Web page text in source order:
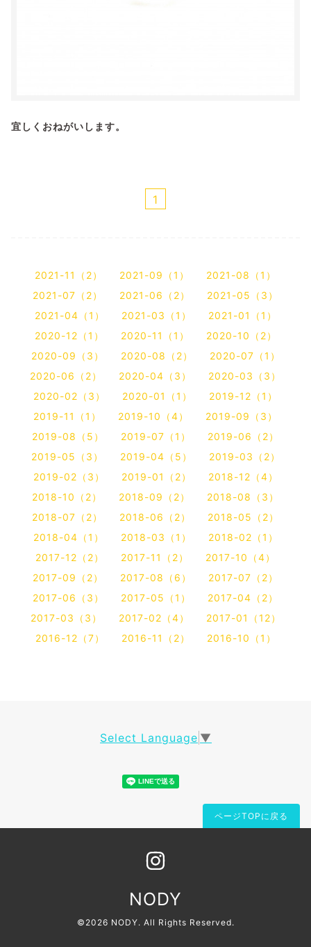
宜しくおねがいします。
1
2021-11（2） 2021-09（1）
2021-08（1）
2021-07（2）
2021-06（2）
2021-05（3）
2021-04（1）
2021-03（1）
2021-01（1）
2020-12（1）
2020-11（1）
2020-10（2）
2020-09（3）
2020-08（2）
2020-07（1）
2020-06（2）
2020-04（3）
2020-03（3）
2020-02（3）
2020-01（1）
2019-12（1）
2019-11（1）
2019-10（4）
2019-09（3）
2019-08（5）
2019-07（1）
2019-06（2）
2019-05（3）
2019-04（5）
2019-03（2）
2019-02（3）
2019-01（2）
2018-12（4）
2018-10（2）
2018-09（2）
2018-08（3）
2018-07（2）
2018-06（2）
2018-05（2）
2018-04（1）
2018-03（1）
2018-02（1）
2017-12（2）
2017-11（2）
2017-10（4）
2017-09（2）
2017-08（6）
2017-07（2）
2017-06（3）
2017-05（1）
2017-04（2）
2017-03（3）
2017-02（4）
2017-01（12）
2016-12（7）
2016-11（2） 2016-10（1）
Select Language ▼
ページTOPに戻る
NODY
©2026 NODY. All Rights Reserved.